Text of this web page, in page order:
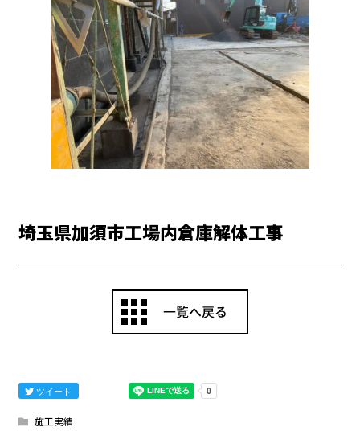
埼玉県加須市工場内倉庫解体工事
ツイート
施工実績